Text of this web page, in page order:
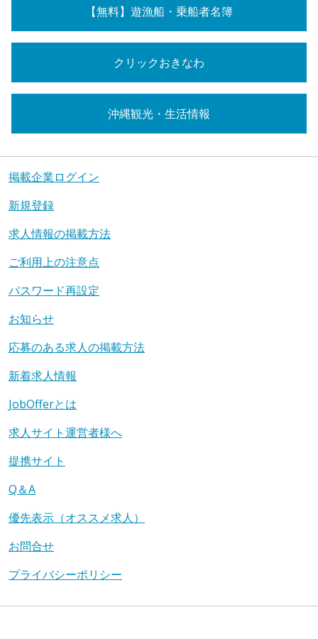
【無料】遊漁船・乗船者名簿
クリックおきなわ
沖縄観光・生活情報
掲載企業ログイン
新規登録
求人情報の掲載方法
ご利用上の注意点
パスワード再設定
お知らせ
応募のある求人の掲載方法
新着求人情報
JobOfferとは
求人サイト運営者様へ
提携サイト
Q＆A
優先表示（オススメ求人）
お問合せ
プライバシーポリシー